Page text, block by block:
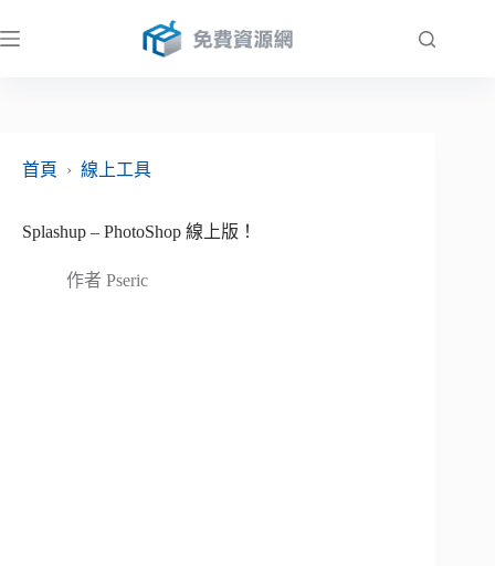
至
首頁
› 線上工具
Splashup – PhotoShop 線上版！
作者 Pseric